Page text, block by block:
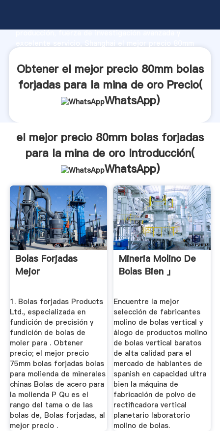
producción, fuerza de investigación avanzada y
valor y aporta valores a todos los clientes.
Obtener el mejor precio 80mm bolas
forjadas para la mina de oro Precio(
WhatsApp)
el mejor precio 80mm bolas forjadas
para la mina de oro Introducción(
WhatsApp)
Bolas Forjadas
Mejor
1. Bolas forjadas Products
Ltd., especializada en
fundición de precisión y
fundición de bolas de
moler para . Obtener
precio; el mejor precio
75mm bolas forjadas bolas
para molienda de minerales
chinas Bolas de acero para
la molienda P Qu es el
rango del tama o de las
bolas de, Bolas forjadas, al
mejor precio .
Mineria Molino De
Bolas Bien 」
Encuentre la mejor
selección de fabricantes
molino de bolas vertical y
álogo de productos molino
de bolas vertical baratos
de alta calidad para el
mercado de hablantes de
spanish en capacidad ultra
bien la máquina de
fabricación de polvo de
rectificadora vertical
planetario laboratorio
molino de bolas.